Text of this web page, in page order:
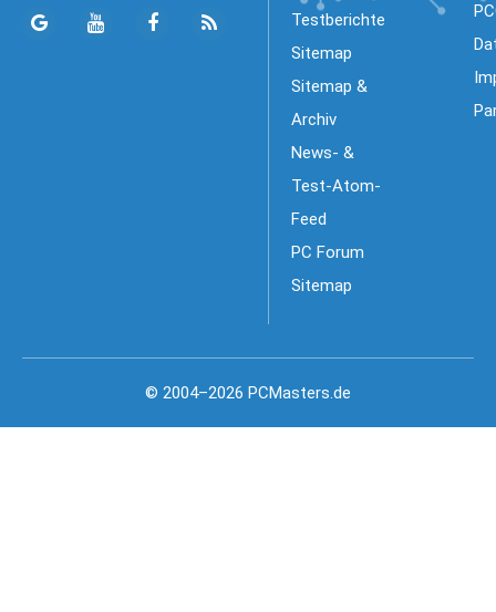
Testberichte
Sitemap
Sitemap &
Archiv
News- &
Test-Atom-
Feed
PC Forum
Sitemap
© 2004–2026 PCMasters.de